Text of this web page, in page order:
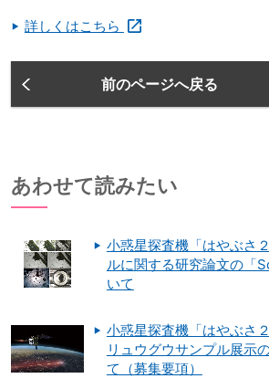
詳しくはこちら
前のページへ戻る
あわせて読みたい
小惑星探査機「はやぶさ
ルに関する研究論文の「
いて
小惑星探査機「はやぶさ
リュウグウサンプル展示
て（募集要項）